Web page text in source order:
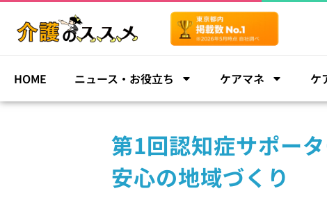
HOME ニュース・お役立ち ケアマネ ケ
第1回認知症サポー
安心の地域づくり